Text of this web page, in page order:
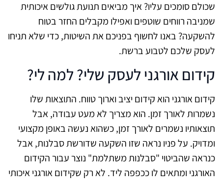
שכולם סומכים עליו? איך מביאים תנועת גולשים איכותית
שמניבה רווחים שוטפים ואפילו מקבלים החזר בטוח
להשקעה? באנו לחשוף בפניכם את השיטות, כדי שלא תניחו
לעסק שלכם לטבוע ברשת.
קידום אורגני לעסק שלי? למה לי?
קידום אורגני הוא קידום יציב וארוך טווח. התוצאות שלו
נשמרות לאורך זמן. הוא מצריך לא מעט עבודה, אבל
תוצאותיו נשמרים לאורך זמן, כשהוא נעשה באופן מקצועי
ומדויק. על פניו נראה שזו השקעה שדורשת סבלנות, אבל
כנראה שהביטוי "סבלנות משתלמת" נוצר עבור הקידום
האורגני ומתאים לו ככפפה ליד. לא רק שקידום אורגני איכותי